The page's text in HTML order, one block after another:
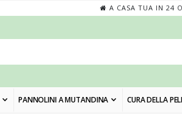
A CASA TUA IN 24
PANNOLINI A MUTANDINA CURA DELLA